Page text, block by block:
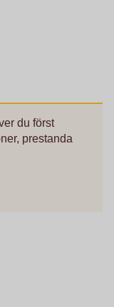
du först
prestanda